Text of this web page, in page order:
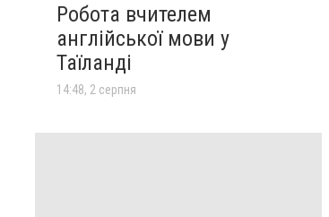
Робота вчителем
англійської мови у
Таїланді
14:48, 2 серпня